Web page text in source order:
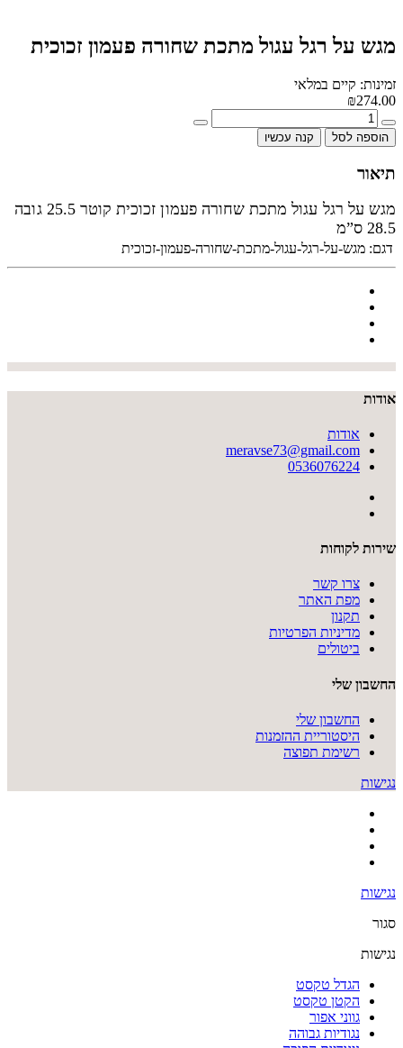
מגש על רגל עגול מתכת שחורה פעמון זכוכית
זמינות: קיים במלאי
₪274.00
הוספה לסל קנה עכשיו
תיאור
מגש על רגל עגול מתכת שחורה פעמון זכוכית קוטר 25.5 גובה
28.5 ס”מ
דגם: מגש-על-רגל-עגול-מתכת-שחורה-פעמון-זכוכית
אודות
אודות
meravse73@gmail.com
0536076224
שירות לקוחות
צרו קשר
מפת האתר
תקנון
מדיניות הפרטיות
ביטולים
החשבון שלי
החשבון שלי
היסטוריית ההזמנות
רשימת תפוצה
נגישות
נגישות
סגור
נגישות
הגדל טקסט
הקטן טקסט
גווני אפור
נגודיות גבוהה